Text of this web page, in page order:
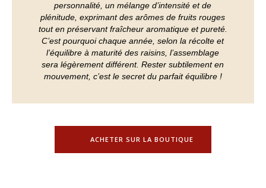
personnalité, un mélange d’intensité et de
plénitude, exprimant des arômes de fruits rouges
tout en préservant fraîcheur aromatique et pureté.
C’est pourquoi chaque année, selon la récolte et
l’équilibre à maturité des raisins, l’assemblage
sera légèrement différent. Rester subtilement en
mouvement, c’est le secret du parfait équilibre !
ACHETER SUR LA BOUTIQUE